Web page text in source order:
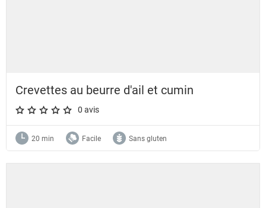
Crevettes au beurre d'ail et cumin
A star rating of 0 out of 5.
0 avis
20 min Facile Sans gluten